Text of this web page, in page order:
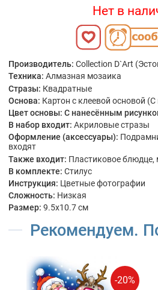
Нет в
Производитель: Collection D`Art
Техника: Алмазная мозаика
Стразы: Квадратные
Основа: Картон с клеевой основой
Цвет основы: С нанесённым
В набор входит: Акриловые стразы
Оформление (аксессуары):
входят
Также входит: Пластиковое блюдце,
В комплекте: Стилус
Инструкция: Цветные фотографии
Сложность: Низкая
Размер: 9.5x10.7 см
Рекомендуем.
-20%